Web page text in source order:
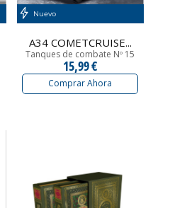
Nuevo
A34 COMETCRUISE...
Tanques de combate Nº 15
15,99 €
Comprar Ahora